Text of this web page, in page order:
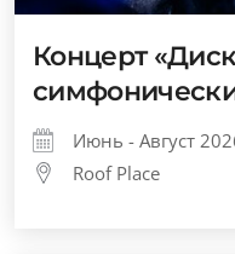
Концерт
Июнь - Август
Roof Place